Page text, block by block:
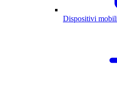
Dispositivi mobili